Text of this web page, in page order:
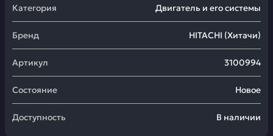
Категория Двигатель и его системы
Бренд HITACHI (Хитачи)
Артикул 3100994
Состояние Новое
Доступность В наличии